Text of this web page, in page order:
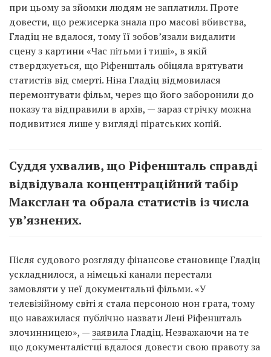
при цьому за зйомки людям не заплатили. Проте
довести, що режисерка знала про масові вбивства,
Гладіц не вдалося, тому її зобов’язали видалити
сцену з картини «Час пітьми і тиші», в якій
стверджується, що Ріфеншталь обіцяла врятувати
статистів від смерті. Ніна Гладіц відмовилася
перемонтувати фільм, через що його заборонили до
показу та відправили в архів, — зараз стрічку можна
подивитися лише у вигляді піратських копій.
Суддя ухвалив, що Ріфеншталь справді
відвідувала концентраційний табір
Максглан та обрала статистів із числа
ув’язнених.
Після судового розгляду фінансове становище Гладіц
ускладнилося, а німецькі канали перестали
замовляти у неї документальні фільми. «У
телевізійному світі я стала персоною нон грата, тому
що наважилася публічно назвати Лені Ріфеншталь
злочинницею», —заявилаГладіц. Незважаючи на те
що документалістці вдалося довести свою правоту за